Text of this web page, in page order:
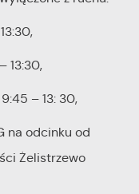
13:30,
– 13: 30,
na odcinku od
Żelistrzewo